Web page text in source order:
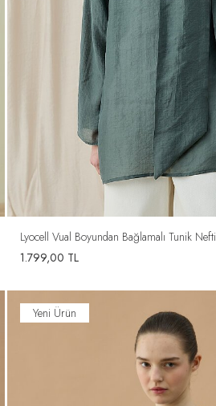
Lyocell Vual Boyundan Bağlamalı Tunik Nefti
1.799,00 TL
Yeni Ürün